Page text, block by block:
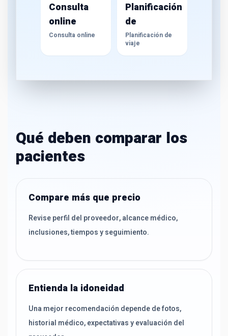
Consulta
online
Consulta online
Planificación
de
Planificación de
viaje
Qué deben comparar los
pacientes
Compare más que precio
Revise perfil del proveedor, alcance médico,
inclusiones, tiempos y seguimiento.
Entienda la idoneidad
Una mejor recomendación depende de fotos,
historial médico, expectativas y evaluación del